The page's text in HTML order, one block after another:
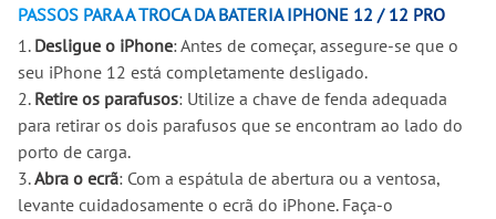
PASSOS PARA A TROCA DA BATERIA IPHONE 12 / 12 PRO
1. Desligue o iPhone: Antes de começar, assegure-se que o
seu iPhone 12 está completamente desligado.
2. Retire os parafusos: Utilize a chave de fenda adequada
para retirar os dois parafusos que se encontram ao lado do
porto de carga.
3.Abra o ecrã: Com a espátula de abertura ou a ventosa,
levante cuidadosamente o ecrã do iPhone. Faça-o